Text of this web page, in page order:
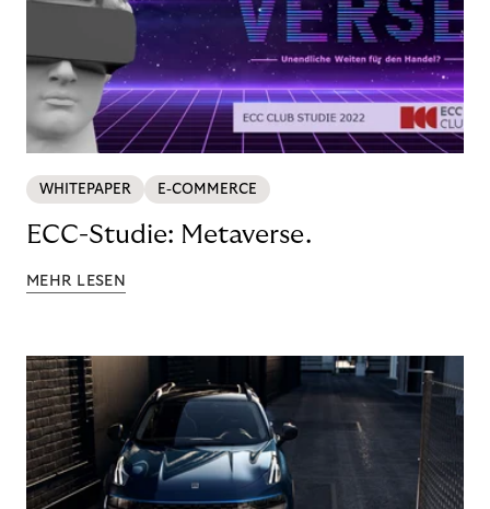
WHITEPAPER E-COMMERCE
ECC-Studie: Metaverse.
MEHR LESEN